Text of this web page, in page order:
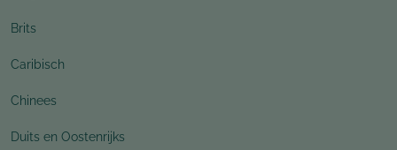
Brits
Caribisch
Chinees
Duits en Oostenrijks